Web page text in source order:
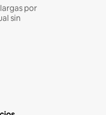
por
sin